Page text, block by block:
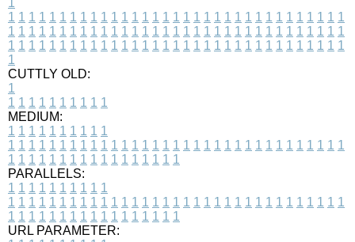
1 1 1 1 1 1 1 1 1 1 1 1 1 1 1 1 1 1 1 1 1 1 1 1 1 1 1 1 1 1 1 1 1
1 1 1 1 1 1 1 1 1 1 1 1 1 1 1 1 1 1 1 1 1 1 1 1 1 1 1 1 1 1 1 1 1
1 1 1 1 1 1 1 1 1 1 1 1 1 1 1 1 1 1 1 1 1 1 1 1 1 1 1 1 1 1 1 1 1
1
CUTTLY OLD:
1
1 1 1 1 1 1 1 1 1 1
MEDIUM:
1 1 1 1 1 1 1 1 1 1
1 1 1 1 1 1 1 1 1 1 1 1 1 1 1 1 1 1 1 1 1 1 1 1 1 1 1 1 1 1 1 1 1
1 1 1 1 1 1 1 1 1 1 1 1 1 1 1 1 1
PARALLELS:
1 1 1 1 1 1 1 1 1 1
1 1 1 1 1 1 1 1 1 1 1 1 1 1 1 1 1 1 1 1 1 1 1 1 1 1 1 1 1 1 1 1 1
1 1 1 1 1 1 1 1 1 1 1 1 1 1 1 1 1
URL PARAMETER: